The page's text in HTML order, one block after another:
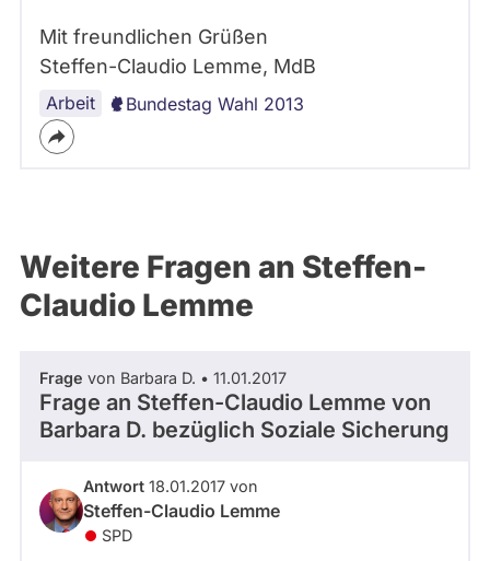
Mit freundlichen Grüßen
Steffen-Claudio Lemme, MdB
Arbeit Bundestag Wahl 2013
Weitere Fragen an Steffen-
Claudio Lemme
Frage von Barbara D. • 11.01.2017
Frage an Steffen-Claudio Lemme von
Barbara D. bezüglich Soziale Sicherung
Antwort 18.01.2017 von
Steffen-Claudio Lemme
SPD